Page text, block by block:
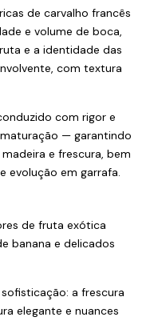
de carvalho francês
e volume de boca,
e a identidade das
com textura
com rigor e
— garantindo
e frescura, bem
evolução em garrafa.
de fruta exótica
banana e delicados
a frescura
elegante e nuances